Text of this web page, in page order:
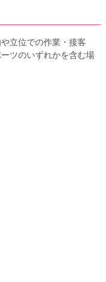
立位での作業・接客
ツのいずれかを含む場